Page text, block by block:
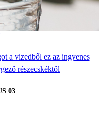
a vizedből ez az ingyenes
részecskéktől
03